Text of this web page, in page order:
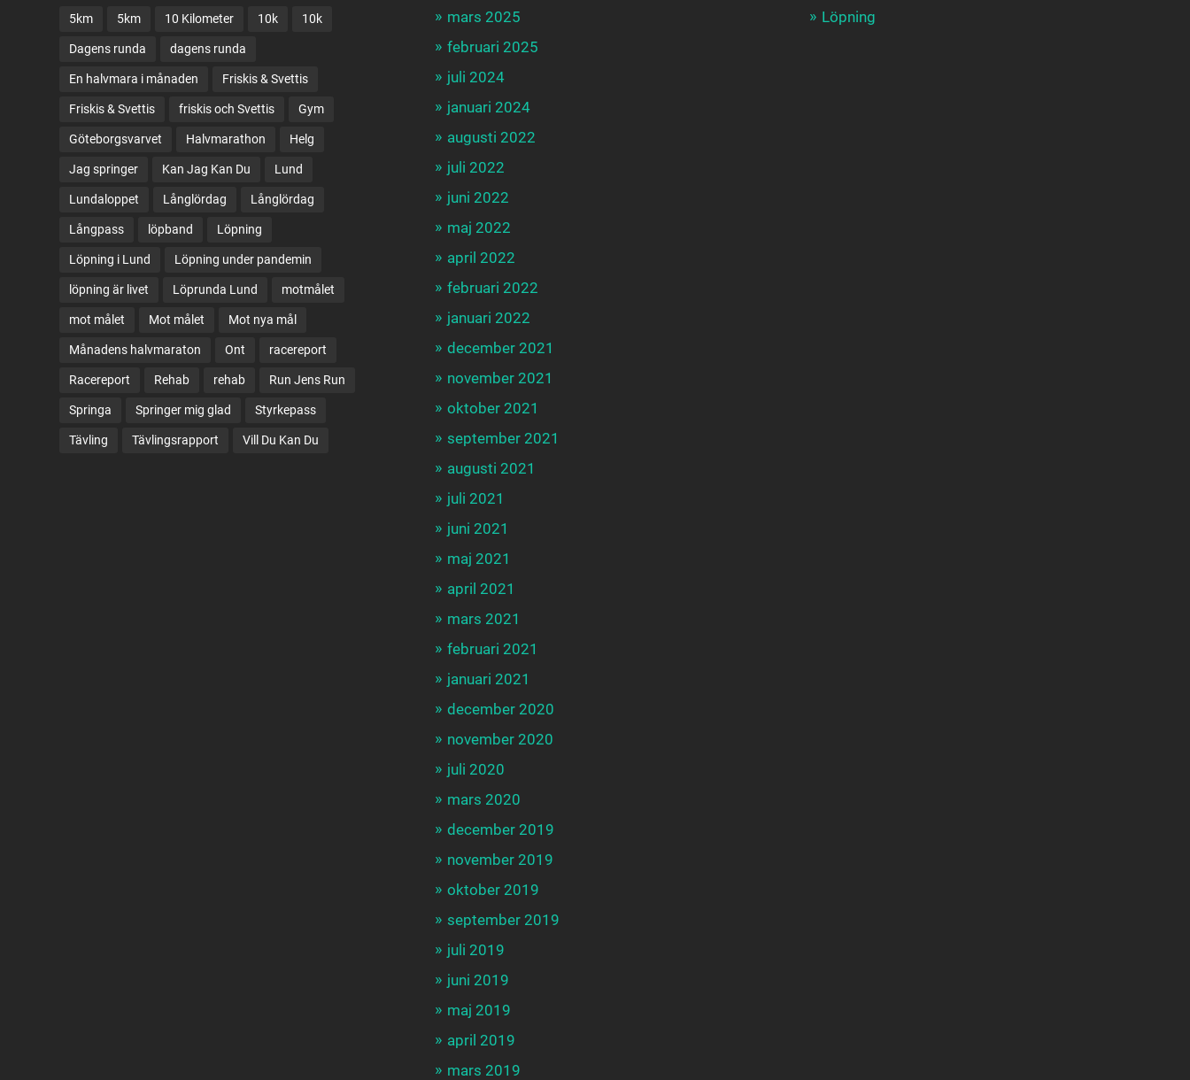
5km 5km 10 Kilometer 10k 10k
Dagens runda dagens runda
En halvmara i månaden Friskis & Svettis
Friskis & Svettis friskis och Svettis Gym
Göteborgsvarvet Halvmarathon Helg
Jag springer Kan Jag Kan Du Lund
Lundaloppet Långlördag Långlördag
Långpass löpband Löpning
Löpning i Lund Löpning under pandemin
löpning är livet Löprunda Lund motmålet
mot målet Mot målet Mot nya mål
Månadens halvmaraton Ont racereport
Racereport Rehab rehab Run Jens Run
Springa Springer mig glad Styrkepass
Tävling Tävlingsrapport Vill Du Kan Du
mars 2025
februari 2025
juli 2024
januari 2024
augusti 2022
juli 2022
juni 2022
maj 2022
april 2022
februari 2022
januari 2022
december 2021
november 2021
oktober 2021
september 2021
augusti 2021
juli 2021
juni 2021
maj 2021
april 2021
mars 2021
februari 2021
januari 2021
december 2020
november 2020
juli 2020
mars 2020
december 2019
november 2019
oktober 2019
september 2019
juli 2019
juni 2019
maj 2019
april 2019
mars 2019
Löpning